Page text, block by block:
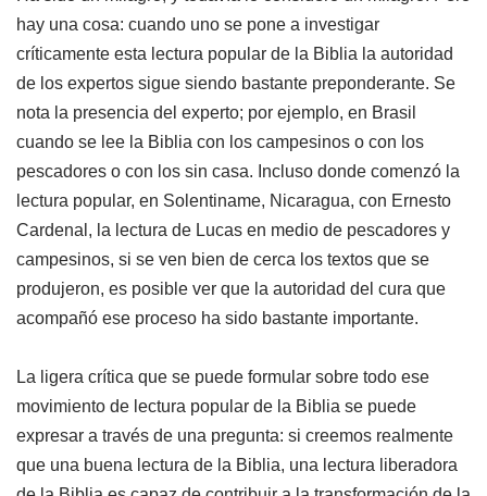
hay una cosa: cuando uno se pone a investigar
críticamente esta lectura popular de la Biblia la autoridad
de los expertos sigue siendo bastante preponderante. Se
nota la presencia del experto; por ejemplo, en Brasil
cuando se lee la Biblia con los campesinos o con los
pescadores o con los sin casa. Incluso donde comenzó la
lectura popular, en Solentiname, Nicaragua, con Ernesto
Cardenal, la lectura de Lucas en medio de pescadores y
campesinos, si se ven bien de cerca los textos que se
produjeron, es posible ver que la autoridad del cura que
acompañó ese proceso ha sido bastante importante.
La ligera crítica que se puede formular sobre todo ese
movimiento de lectura popular de la Biblia se puede
expresar a través de una pregunta: si creemos realmente
que una buena lectura de la Biblia, una lectura liberadora